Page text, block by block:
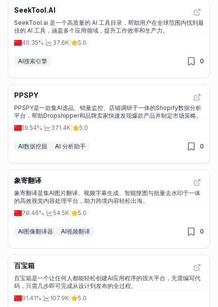
SeekTool.AI
SeekTool.ai 是一个高质量的 AI 工具目录，帮助用户在全球范围内找到最
佳的 AI 工具，涵盖多个应用领域，提升工作效率和生产力。
40.35%
37.6K 5.0
AI搜索引擎 0
PPSPY
PPSPY是一款集AI选品、销量监控、店铺调研于一体的Shopify数据分析
平台，帮助Dropshipper和品牌卖家快速发现爆款产品并制定市场策略。
19.54%
371.4K 5.0
AI数据挖掘 AI 分析助手 0
象寄翻译
象寄翻译是集AI图片翻译、视频字幕生成、智能抠图与批量去水印于一体
的高效视觉内容处理平台，助力跨境内容轻松出海。
78.46%
54.5K 5.0
AI图像翻译器 AI视频翻译 0
百宝箱
百宝箱是一个让任何人都能轻松创建AI应用程序的强大平台，无需编写代
码，只需几步即可完成从设计到发布的全过程。
91.41%
107.9K 5.0